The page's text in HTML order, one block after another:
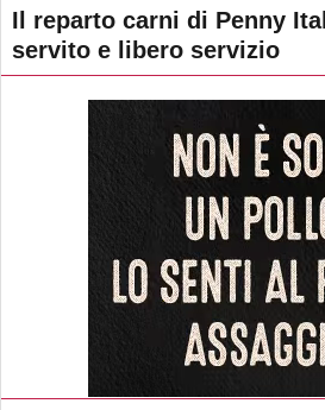
Il reparto carni di Penny
servito e libero servizio